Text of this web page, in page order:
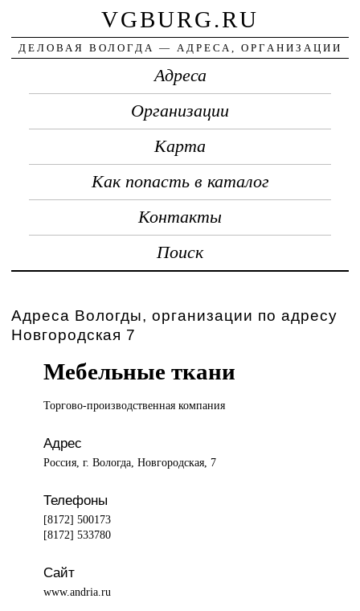
VGBURG.RU
ДЕЛОВАЯ ВОЛОГДА — АДРЕСА, ОРГАНИЗАЦИИ
Адреса
Организации
Карта
Как попасть в каталог
Контакты
Поиск
Адреса Вологды, организации по адресу
Новгородская 7
Мебельные ткани
Торгово-производственная компания
Адрес
Россия, г. Вологда, Новгородская, 7
Телефоны
[8172] 500173
[8172] 533780
Сайт
www.andria.ru